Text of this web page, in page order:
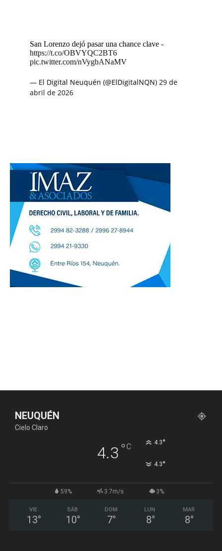
San Lorenzo dejó pasar una chance clave -
https://t.co/OBVYQC2BT6
pic.twitter.com/nVygbANaMV
— El Digital Neuquén (@ElDigitalNQN) 29 de
abril de 2026
NEUQUÉN
Cielo Claro
4.3 °C 4.3°
4.3°
59% 3.7m/s 3%
VIE
13°
SÁB
10°
DOM
7°
LUN
8°
MAR
8°